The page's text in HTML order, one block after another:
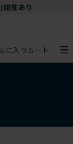
開催あり
に入り カート